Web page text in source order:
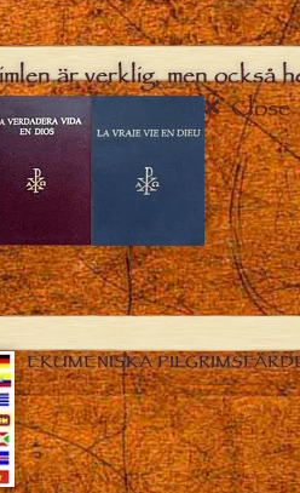
är verklig, men också
Close
EKUMENISKA